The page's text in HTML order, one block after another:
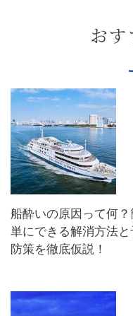
お
船酔いの原因って何？
単にできる解消方法と
防策を徹底仮説！